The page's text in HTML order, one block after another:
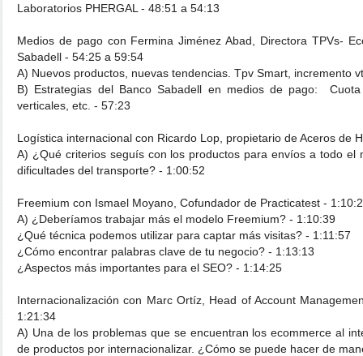
Laboratorios PHERGAL - 48:51 a 54:13
Medios de pago con Fermina Jiménez Abad, Directora TPVs-
Sabadell - 54:25 a 59:54
A) Nuevos productos, nuevas tendencias. Tpv Smart, incremento
B) Estrategias del Banco Sabadell en medios de pago: Cuota
verticales, etc. - 57:23
Logística internacional con Ricardo Lop, propietario de Aceros de
A) ¿Qué criterios seguís con los productos para envíos a todo el
dificultades del transporte? - 1:00:52
Freemium con Ismael Moyano, Cofundador de Practicatest -
A) ¿Deberíamos trabajar más el modelo Freemium? - 1:10:39
¿Qué técnica podemos utilizar para captar más visitas? - 1:11:57
¿Cómo encontrar palabras clave de tu negocio? - 1:13:13
¿Aspectos más importantes para el SEO? - 1:14:25
Internacionalización con Marc Ortíz, Head of Account
1:21:34
A) Una de los problemas que se encuentran los ecommerce al
de productos por internacionalizar. ¿Cómo se puede hacer de